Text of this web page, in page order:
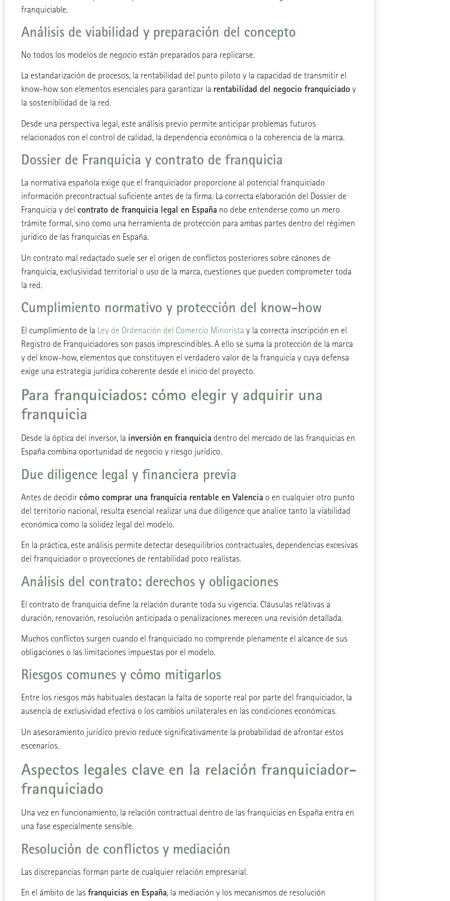
franquiciable.
Análisis de viabilidad y preparación del concepto
No todos los modelos de negocio están preparados para replicarse.
La estandarización de procesos, la rentabilidad del punto piloto y la capacidad de transmitir el
know-how son elementos esenciales para garantizar la rentabilidad del negocio franquiciadoy
la sostenibilidad de la red.
Desde una perspectiva legal, este análisis previo permite anticipar problemas futuros
relacionados con el control de calidad, la dependencia económica o la coherencia de la marca.
Dossier de Franquicia y contrato de franquicia
La normativa española exige que el franquiciador proporcione al potencial franquiciado
información precontractual suficiente antes de la firma. La correcta elaboración del Dossier de
Franquicia y delcontrato de franquicia legal en España no debe entenderse como un mero
trámite formal, sino como una herramienta de protección para ambas partes dentro del régimen
jurídico de las franquicias en España.
Un contrato mal redactado suele ser el origen de conflictos posteriores sobre cánones de
franquicia, exclusividad territorial o uso de la marca, cuestiones que pueden comprometer toda
la red.
Cumplimiento normativo y protección del know-how
El cumplimiento de la Ley de Ordenación del Comercio Minorista y la correcta inscripción en el
Registro de Franquiciadores son pasos imprescindibles. A ello se suma la protección de la marca
y del know-how, elementos que constituyen el verdadero valor de la franquicia y cuya defensa
exige una estrategia jurídica coherente desde el inicio del proyecto.
Para franquiciados: cómo elegir y adquirir una
franquicia
Desde la óptica del inversor, la inversión en franquicia dentro del mercado de las franquicias en
España combina oportunidad de negocio y riesgo jurídico.
Due diligence legal y financiera previa
Antes de decidircómo comprar una franquicia rentable en Valencia o en cualquier otro punto
del territorio nacional, resulta esencial realizar una due diligence que analice tanto la viabilidad
económica como la solidez legal del modelo.
En la práctica, este análisis permite detectar desequilibrios contractuales, dependencias excesivas
del franquiciador o proyecciones de rentabilidad poco realistas.
Análisis del contrato: derechos y obligaciones
El contrato de franquicia define la relación durante toda su vigencia. Cláusulas relativas a
duración, renovación, resolución anticipada o penalizaciones merecen una revisión detallada.
Muchos conflictos surgen cuando el franquiciado no comprende plenamente el alcance de sus
obligaciones o las limitaciones impuestas por el modelo.
Riesgos comunes y cómo mitigarlos
Entre los riesgos más habituales destacan la falta de soporte real por parte del franquiciador, la
ausencia de exclusividad efectiva o los cambios unilaterales en las condiciones económicas.
Un asesoramiento jurídico previo reduce significativamente la probabilidad de afrontar estos
escenarios.
Aspectos legales clave en la relación franquiciador-
franquiciado
Una vez en funcionamiento, la relación contractual dentro de las franquicias en España entra en
una fase especialmente sensible.
Resolución de conflictos y mediación
Las discrepancias forman parte de cualquier relación empresarial.
En el ámbito de lasfranquicias en España, la mediación y los mecanismos de resolución